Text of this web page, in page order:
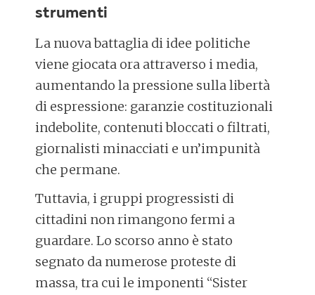
strumenti
La nuova battaglia di idee politiche
viene giocata ora attraverso i media,
aumentando la pressione sulla libertà
di espressione: garanzie costituzionali
indebolite, contenuti bloccati o filtrati,
giornalisti minacciati e un’impunità
che permane.
Tuttavia, i gruppi progressisti di
cittadini non rimangono fermi a
guardare. Lo scorso anno è stato
segnato da numerose proteste di
massa, tra cui le imponenti “Sister